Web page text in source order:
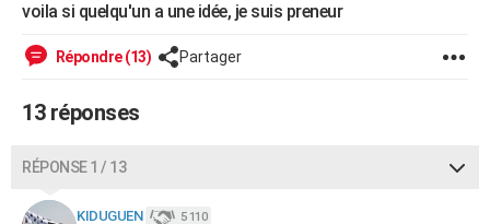
Carte de Noël
Carte Bonne année
Carte Saint-Valentin
Carte Pâques
Carte d'anniversaire
DICTIONNAIRE
Dictionnaire
Biographies
Citations
Expressions
Proverbes
PROGRAMME TV
COPAINS D'AVANT
voila si quelqu'un a une idée, je suis preneur
Répondre (13) Partager
13 réponses
RÉPONSE 1 / 13
KIDUGUEN 5 110